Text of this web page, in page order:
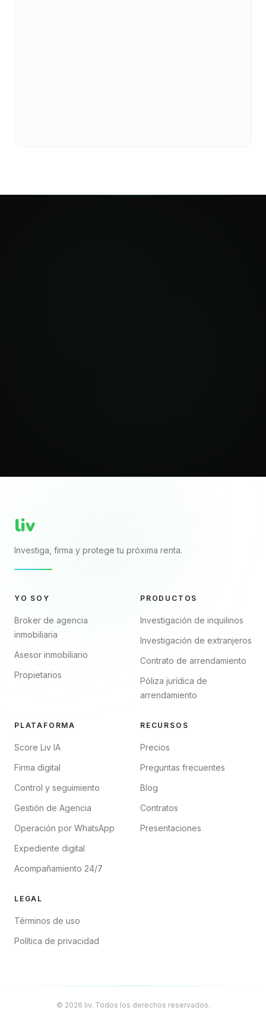
liv
Investiga, firma y protege tu próxima renta.
YO SOY
Broker de agencia
inmobiliaria
Asesor inmobiliario
Propietarios
PRODUCTOS
Investigación de inquilinos
Investigación de extranjeros
Contrato de arrendamiento
Póliza jurídica de
arrendamiento
PLATAFORMA
Score Liv IA
Firma digital
Control y seguimiento
Gestión de Agencia
Operación por WhatsApp
Expediente digital
Acompañamiento 24/7
RECURSOS
Precios
Preguntas frecuentes
Blog
Contratos
Presentaciones
LEGAL
Términos de uso
Política de privacidad
© 2026 liv. Todos los derechos reservados.